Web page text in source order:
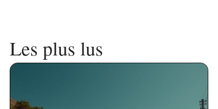
Les plus lus